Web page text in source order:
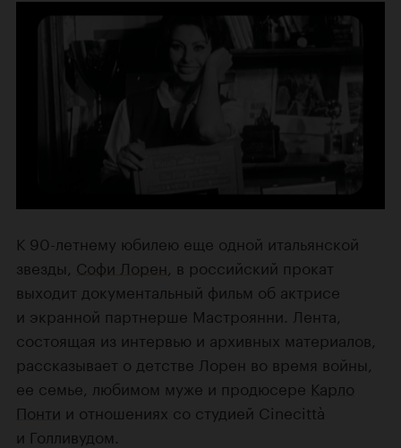
К 90-летнему юбилею еще одной итальянской
звезды, Софи Лорен , в российский прокат
выходит документальный фильм об актрисе
и экранной партнерше Мастроянни. Лента,
состоящая из интервью и архивных материалов,
рассказывает о детстве Лорен во время войны,
ее семье, любимом муже и продюсере Карло
Понти и отношениях со студией Cinecittà
и Голливудом.